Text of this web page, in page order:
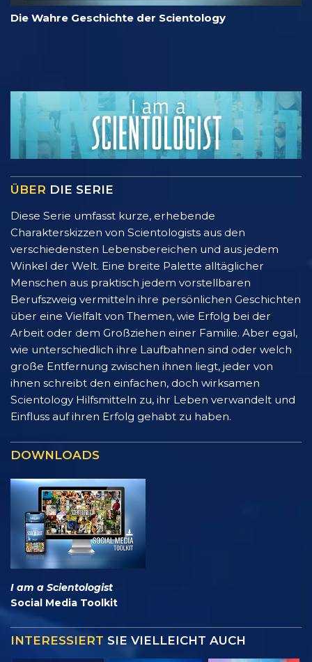
Die Wahre Geschichte der Scientology
ÜBER DIE SERIE
Diese Serie umfasst kurze, erhebende
Charakterskizzen von Scientologists aus den
verschiedensten Lebensbereichen und aus jedem
Winkel der Welt. Eine breite Palette alltäglicher
Menschen aus praktisch jedem vorstellbaren
Berufszweig vermitteln ihre persönlichen Geschichten
über eine Vielfalt von Themen, wie Erfolg bei der
Arbeit oder dem Großziehen einer Familie. Aber egal,
wie unterschiedlich ihre Laufbahnen sind oder welch
große Entfernung zwischen ihnen liegt, jeder von
ihnen schreibt den einfachen, doch wirksamen
Scientology Hilfsmitteln zu, ihr Leben verwandelt und
Einfluss auf ihren Erfolg gehabt zu haben.
DOWNLOADS
I am a Scientologist
Social Media Toolkit
INTERESSIERT SIE VIELLEICHT AUCH